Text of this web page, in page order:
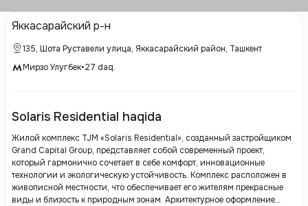
Яккасарайский р-н
135, Шота Руставели улица, Яккасарайский район, Ташкент
Мирзо Улугбек•27 daq.
Solaris Residential haqida
Жилой комплекс TJM «Solaris Residential», созданный застройщиком
Grand Capital Group, представляет собой современный проект,
который гармонично сочетает в себе комфорт, инновационные
технологии и экологическую устойчивость. Комплекс расположен в
живописной местности, что обеспечивает его жителям прекрасные
виды и близость к природным зонам. Архитектурное оформление